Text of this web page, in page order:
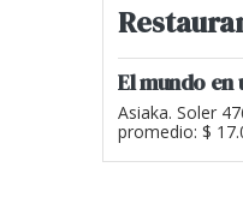
El mundo en
Asiaka. Soler
promedio: $